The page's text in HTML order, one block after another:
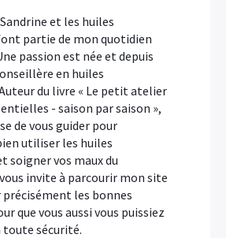
et les huiles
partie de mon quotidien
passion est née et depuis
en huiles
du livre « Le petit atelier
- saison par saison »,
de vous guider pour
utiliser les huiles
soigner vos maux du
invite à parcourir mon site
précisément les bonnes
que vous aussi vous puissiez
sécurité.